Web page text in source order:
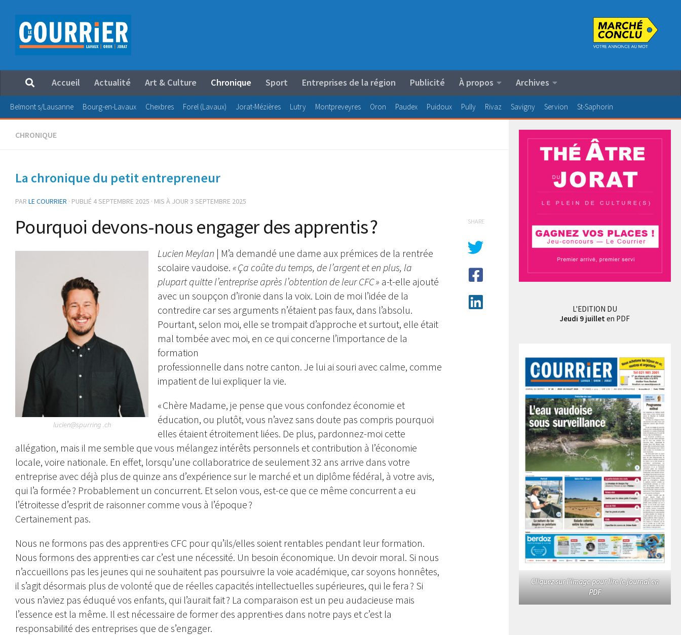
Au dessous du contenu
Accueil Actualité Art & Culture Chronique Sport Entreprises de la région Publicité À propos Archives
Belmont s/Lausanne Bourg-en-Lavaux Chexbres Forel (Lavaux) Jorat-Mézières Lutry Montpreveyres Oron Paudex Puidoux Pully Rivaz Savigny Servion St-Saphorin
CHRONIQUE
La chronique du petit entrepreneur
PAR LE COURRIER · PUBLIÉ 4 SEPTEMBRE 2025 · MIS À JOUR 3 SEPTEMBRE 2025
Pourquoi devons-nous engager des apprentis ?
lucien@spurring .ch
Lucien Meylan | M’a demandé une dame aux prémices de la rentrée
scolaire vaudoise. « Ça coûte du temps, de l’argent et en plus, la
plupart quitte l’entreprise après l’obtention de leur CFC » a-t-elle ajouté
avec un soupçon d’ironie dans la voix. Loin de moi l’idée de la
contredire car ses arguments n’étaient pas faux, dans l’absolu.
Pourtant, selon moi, elle se trompait d’approche et surtout, elle était
mal tombée avec moi, en ce qui concerne l’importance de la
formation
professionnelle dans notre canton. Je lui ai souri avec calme, comme
impatient de lui expliquer la vie.
« Chère Madame, je pense que vous confondez économie et
éducation, ou plutôt, vous n’avez sans doute pas compris pourquoi
elles étaient étroitement liées. De plus, pardonnez-moi cette
allégation, mais il me semble que vous mélangez intérêts personnels et contribution à l’économie
locale, voire nationale. En effet, lorsqu’une collaboratrice de seulement 32 ans arrive dans votre
entreprise avec déjà plus de quinze ans d’expérience sur le marché et un diplôme fédéral, à votre avis,
qui l’a formée ? Probablement un concurrent. Et selon vous, est-ce que ce même concurrent a eu
l’étroitesse d’esprit de raisonner comme vous à l’époque ?
Certainement pas.
Nous ne formons pas des apprenti·es CFC pour qu’ils/elles soient rentables pendant leur formation.
Nous formons des apprenti·es car c’est une nécessité. Un besoin économique. Un devoir moral. Si nous
n’accueillons pas les jeunes qui ne souhaitent pas poursuivre la voie académique, car soyons honnêtes,
il s’agit désormais plus de volonté que de réelles capacités intellectuelles supérieures, qui le fera ? Si
vous n’aviez pas éduqué vos enfants, qui l’aurait fait ? La comparaison est un peu audacieuse mais
l’essence est la même. Il est nécessaire de former des apprenti·es dans notre pays et c’est la
responsabilité des entreprises que de s’engager.
SHARE
L'EDITION DU
Jeudi 9 juillet en PDF
Cliquez sur l'image pour lire le journal en
PDF